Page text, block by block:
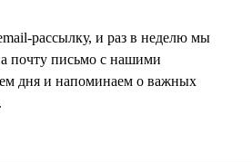
рассылку, и раз в неделю мы
почту письмо с нашими
дня и напоминаем о важных